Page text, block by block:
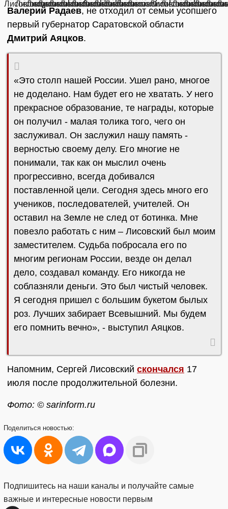
Валерий Радаев, не отходил от семьи усопшего
первый губернатор Саратовской области
Дмитрий Аяцков.
«Это столп нашей России. Ушел рано, многое
не доделано. Нам будет его не хватать. У него
прекрасное образование, те награды, которые
он получил - малая толика того, чего он
заслуживал. Он заслужил нашу память -
верностью своему делу. Его многие не
понимали, так как он мыслил очень
прогрессивно, всегда добивался
поставленной цели. Сегодня здесь много его
учеников, последователей, учителей. Он
оставил на Земле не след от ботинка. Мне
повезло работать с ним – Лисовский был моим
заместителем. Судьба побросала его по
многим регионам России, везде он делал
дело, создавал команду. Его никогда не
соблазняли деньги. Это был чистый человек.
Я сегодня пришел с большим букетом былых
роз. Лучших забирает Всевышний. Мы будем
его помнить вечно», - выступил Аяцков.
Напомним, Сергей Лисовский скончался 17
июля после продолжительной болезни.
Фото: © sarinform.ru
Поделиться новостью:
Подпишитесь на наши каналы и получайте самые
важные и интересные новости первым